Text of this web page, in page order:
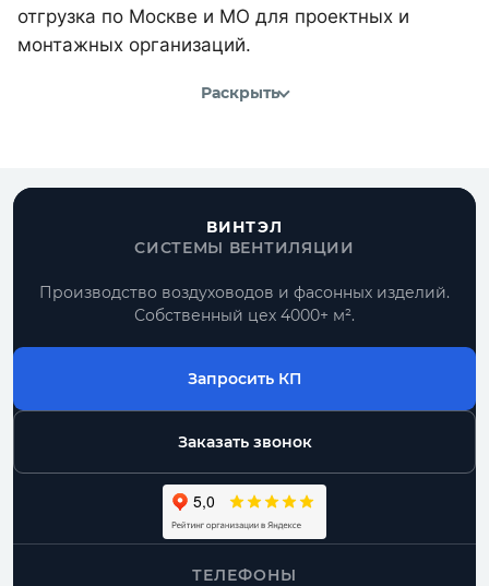
отгрузка по Москве и МО для проектных и
монтажных организаций.
Раскрыть
ВИНТЭЛ
СИСТЕМЫ ВЕНТИЛЯЦИИ
Производство воздуховодов и фасонных изделий.
Собственный цех 4000+ м².
Запросить КП
Заказать звонок
ТЕЛЕФОНЫ